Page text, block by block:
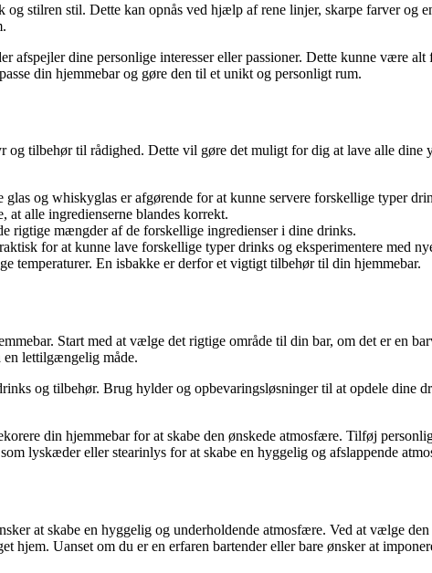
stilren stil. Dette kan opnås ved hjælp af rene linjer, skarpe farver og
afspejler dine personlige interesser eller passioner. Dette kunne være
din hjemmebar og gøre den til et unikt og personligt rum.
og tilbehør til rådighed. Dette vil gøre det muligt for dig at lave alle
og whiskyglas er afgørende for at kunne servere forskellige typer
at alle ingredienserne blandes korrekt.
rigtige mængder af de forskellige ingredienser i dine drinks.
for at kunne lave forskellige typer drinks og eksperimentere med
temperaturer. En isbakke er derfor et vigtigt tilbehør til din hjemmebar.
Start med at vælge det rigtige område til din bar, om det er en
en lettilgængelig måde.
og tilbehør. Brug hylder og opbevaringsløsninger til at opdele dine
din hjemmebar for at skabe den ønskede atmosfære. Tilføj
lyskæder eller stearinlys for at skabe en hyggelig og afslappende
at skabe en hyggelig og underholdende atmosfære. Ved at vælge
hjem. Uanset om du er en erfaren bartender eller bare ønsker at